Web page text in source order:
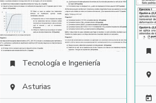



 Tecnología e Ingeniería
 Asturias